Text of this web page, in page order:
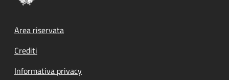
Footer menu
Area riservata
Crediti
Informativa privacy